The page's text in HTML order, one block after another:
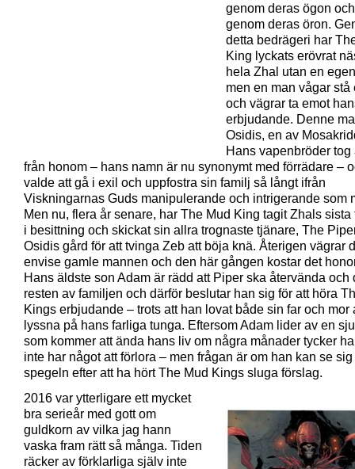
genom deras ögon
genom deras öron.
detta bedrägeri har
King lyckats erövrat
hela Zhal utan en
men en man vågar stå
och vägrar ta emot
erbjudande. Denne
Osidis, en av
Hans vapenbröder tog
från honom – hans namn är nu synonymt med förrädare –
valde att gå i exil och uppfostra sin familj så långt ifrån
Viskningarnas Guds manipulerande och intrigerande som
Men nu, flera år senare, har The Mud King tagit Zhals sista
i besittning och skickat sin allra trognaste tjänare, The
Osidis gård för att tvinga Zeb att böja knä. Återigen vägrar
envise gamle mannen och den här gången kostar det
Hans äldste son Adam är rädd att Piper ska återvända och
resten av familjen och därför beslutar han sig för att höra
Kings erbjudande – trots att han lovat både sin far och mor
lyssna på hans farliga tunga. Eftersom Adam lider av en
som kommer att ända hans liv om några månader tycker
inte har något att förlora – men frågan är om han kan se
spegeln efter att ha hört The Mud Kings sluga förslag.
2016 var ytterligare ett mycket
bra serieår med gott om
guldkorn av vilka jag hann
vaska fram rätt så många. Tiden
räcker av förklarliga själv inte